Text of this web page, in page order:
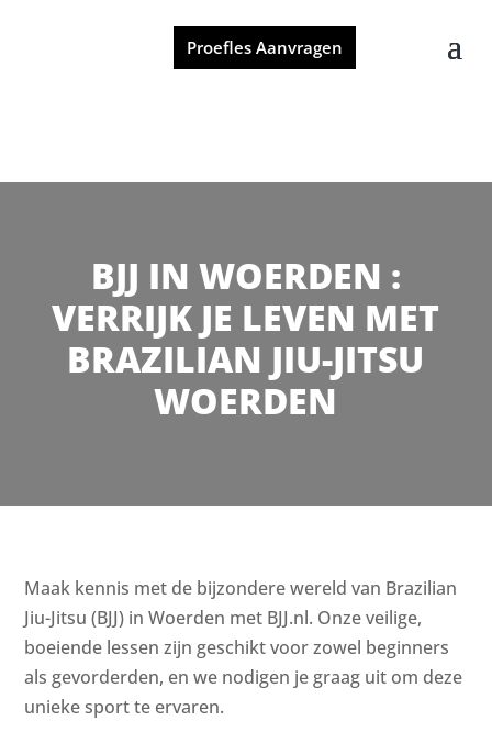
Proefles Aanvragen
BJJ IN WOERDEN :
VERRIJK JE LEVEN MET
BRAZILIAN JIU-JITSU
WOERDEN
Maak kennis met de bijzondere wereld van Brazilian
Jiu-Jitsu (BJJ) in Woerden met BJJ.nl. Onze veilige,
boeiende lessen zijn geschikt voor zowel beginners
als gevorderden, en we nodigen je graag uit om deze
unieke sport te ervaren.